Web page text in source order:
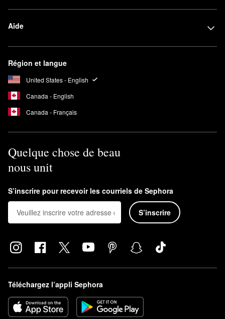
Aide
Région et langue
United States - English
Canada - English
Canada - Français
Quelque chose de beau
nous unit
S’inscrire pour recevoir les courriels de Sephora
S’inscrire
Téléchargez l’appli Sephora